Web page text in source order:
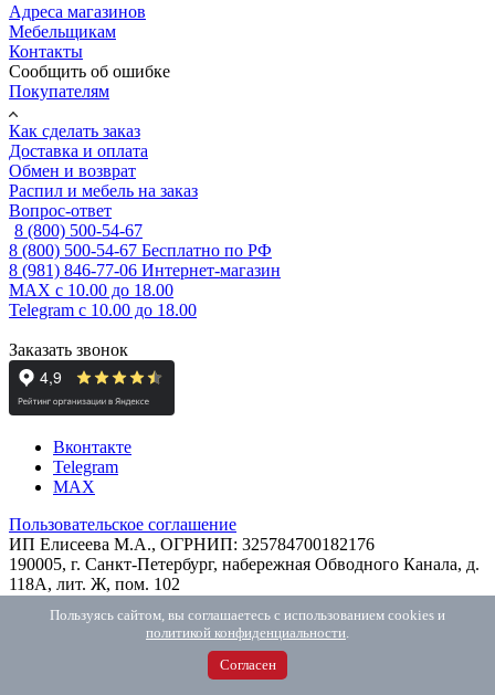
Адреса магазинов
Мебельщикам
Контакты
Сообщить об ошибке
Покупателям
Как сделать заказ
Доставка и оплата
Обмен и возврат
Распил и мебель на заказ
Вопрос-ответ
8 (800) 500-54-67
8 (800) 500-54-67 Бесплатно по РФ
8 (981) 846-77-06 Интернет-магазин
MAX с 10.00 до 18.00
Telegram с 10.00 до 18.00
Заказать звонок
Вконтакте
Telegram
MAX
Пользовательское соглашение
ИП Елисеева М.А., ОГРНИП: 325784700182176
190005, г. Санкт-Петербург, набережная Обводного Канала, д.
118А, лит. Ж, пом. 102
Пользуясь сайтом, вы соглашаетесь с использованием cookies и
политикой конфиденциальности.
Согласен